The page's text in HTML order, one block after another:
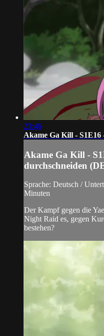
23:46
Akame Ga Kill -
Akame Ga Kill -
durchschneiden
Sprache: Deutsch /
Minuten
Der Kampf gegen die
Night Raid es, gegen
bestehen?